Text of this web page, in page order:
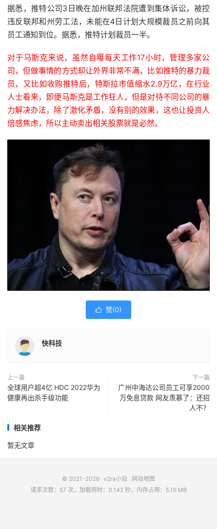
据悉，推特公司3日晚在加州联邦法院遭到集体诉讼，被控
违反联邦和州劳工法，未能在4日计划大规模裁员之前向其
员工通知到位。据悉，推特计划裁员一半。
对于马斯克来说，虽然自曝每天工作17小时，管理多家公
司，但做事情的方式却让外界非常不满，比如推特的暴力裁
员，又比如收购推特后，特斯拉市值缩水2.9万亿，在行业
人士看来，即便马斯克是工作狂人，但是对待不同公司的暴
力解决办法，除了激化矛盾，没有别的效果，这也让投资人
倍感焦虑，所以主动卖出相关股票就是必然。
 赞(0)
快科技
上一篇
全球用户超4亿 HDC 2022华为
健康再出杀手级功能
下一篇
广州中海达公司员工可享2000
万免息贷款 网友羡慕了：还招
人不？
相关推荐
暂无文章
© 2021-2026 v2ra小站
网站地图
请求次数：57 次，加载用时：0.142 秒，内存占用：5.19 MB